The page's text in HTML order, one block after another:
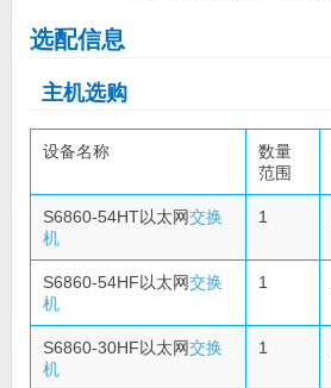
选配信息
主机选购
设备名称
数量
范围
S6860-54HT以太网交换
机
1
S6860-54HF以太网交换
机
1
S6860-30HF以太网交换
机
1